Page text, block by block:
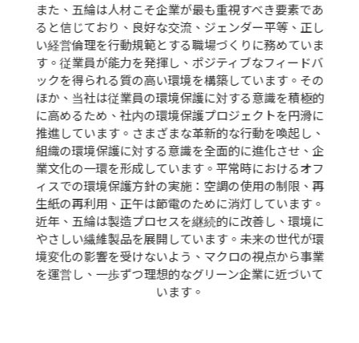
また、五綸は人材こそ企業が最も重視すべき要素であ
ると信じており、良好な交流、ジェンダー平等、正し
い経営倫理を行動規範とする職場づくりに務めていま
す。従業員が能力を発揮し、ポジティブなフィードバ
ックを得られる質の高い環境を構築しています。その
ほか、当社は従業員の環境保護に対する意識を積極的
に高めるため、社内の環境保護プロジェクトを円滑に
推進しています。さまざまな革新的な行動を喚起し、
組織の環境保護に対する意識を全面的に進化させ、企
業文化の一環を形成しています。平常時におけるオフ
ィスでの環境保護方針の実施：空調の使用の制限、再
生紙の再利用、正午は節電のために消灯しています。
近年、五綸は製造プロセスを継続的に改善し、環境に
やさしい繊維製品を展開しています。未来の世代が環
境変化の影響を受けないよう、マクロの視点から事業
を運営し、一歩ずつ理想的なグリーン企業に近づいて
います。